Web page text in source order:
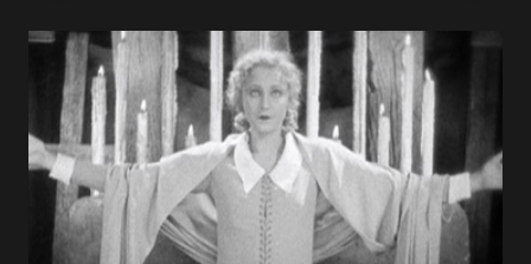
RANDENBURGER T
OR